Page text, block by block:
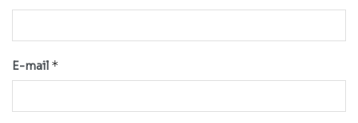
E-mail *